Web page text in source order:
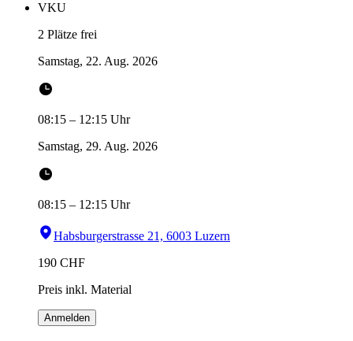
VKU
2 Plätze frei
Samstag, 22. Aug. 2026
08:15 – 12:15 Uhr
Samstag, 29. Aug. 2026
08:15 – 12:15 Uhr
Habsburgerstrasse 21, 6003 Luzern
190 CHF
Preis inkl. Material
Anmelden